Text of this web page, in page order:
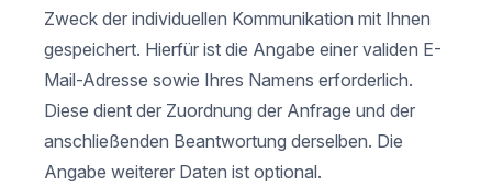
Zweck der individuellen Kommunikation mit Ihnen
gespeichert. Hierfür ist die Angabe einer validen E-
Mail-Adresse sowie Ihres Namens erforderlich.
Diese dient der Zuordnung der Anfrage und der
anschließenden Beantwortung derselben. Die
Angabe weiterer Daten ist optional.